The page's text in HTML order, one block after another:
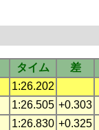
タイム 差
1:26.202
1:26.505 +0.303
1:26.830 +0.325